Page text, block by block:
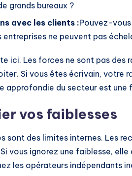
grands bureaux ?
avec les clients :Pouvez-
entreprises ne peuvent pas
ici. Les forces ne sont pas des
Si vous êtes écrivain, votre
approfondie du secteur est une
vos faiblesses
sont des limites internes. Les
vous ignorez une faiblesse,
les opérateurs indépendants